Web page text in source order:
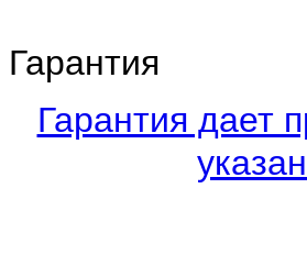
Гарантия
Гарантия дает